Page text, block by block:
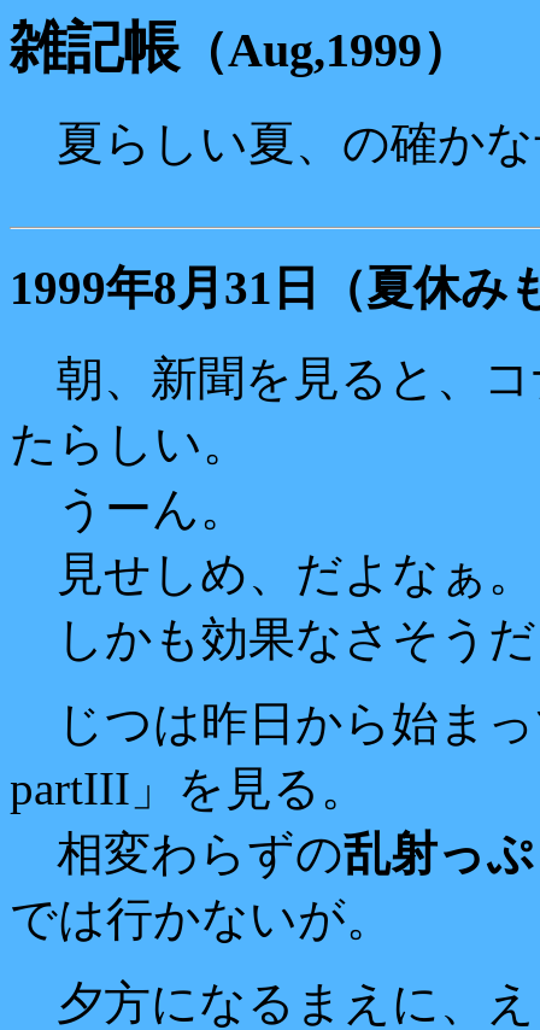
雑記帳 （Aug,1999）
夏らしい夏、の確か
1999年8月31日（夏休み
朝、新聞を見ると、
たらしい。
うーん。
見せしめ、だよなぁ
しかも効果なさそう
じつは昨日から始ま
partIII」を見る。
相変わらずの乱射っ
では行かないが。
夕方になるまえに、